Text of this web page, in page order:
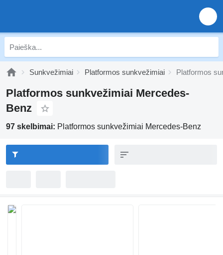
Sunkvežimiai Platformos sunkvežimiai Platformos
Platformos sunkvežimiai Mercedes-
Benz
97 skelbimai: Platformos sunkvežimiai Mercedes-Benz